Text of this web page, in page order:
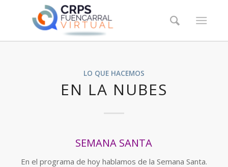
LO QUE HACEMOS
EN LA NUBES
SEMANA SANTA
En el programa de hoy hablamos de la Semana Santa.